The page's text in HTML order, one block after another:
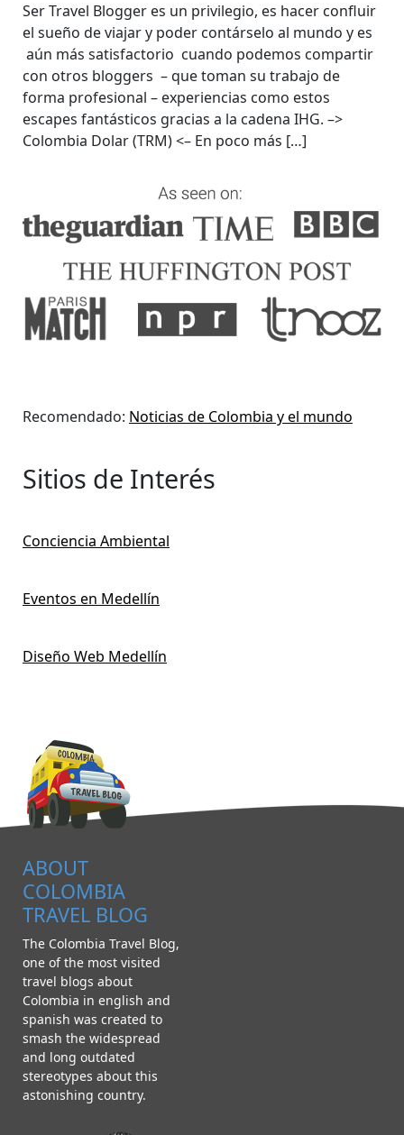
Ser Travel Blogger es un privilegio, es hacer confluir
el sueño de viajar y poder contárselo al mundo y es
aún más satisfactorio cuando podemos compartir
con otros bloggers – que toman su trabajo de
forma profesional – experiencias como estos
escapes fantásticos gracias a la cadena IHG. –>
Colombia Dolar (TRM) <– En poco más […]
Recomendado: Noticias de Colombia y el mundo
Sitios de Interés
Conciencia Ambiental
Eventos en Medellín
Diseño Web Medellín
ABOUT
COLOMBIA
TRAVEL BLOG
The Colombia Travel Blog,
one of the most visited
travel blogs about
Colombia in english and
spanish was created to
smash the widespread
and long outdated
stereotypes about this
astonishing country.